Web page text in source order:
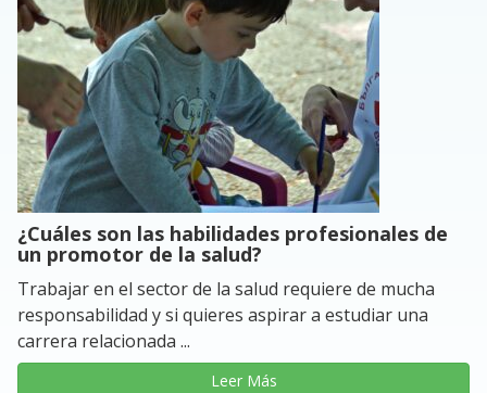
¿Cuáles son las habilidades profesionales de
un promotor de la salud?
Trabajar en el sector de la salud requiere de mucha
responsabilidad y si quieres aspirar a estudiar una
carrera relacionada ...
Leer Más